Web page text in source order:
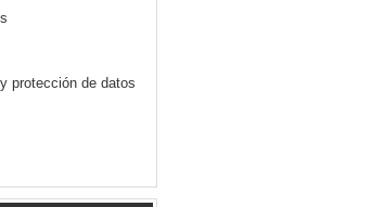
protección de datos